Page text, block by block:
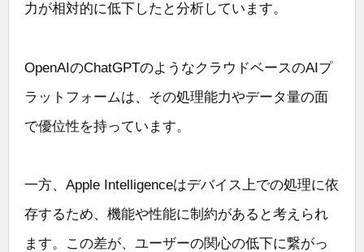
力が相対的に低下したと分析しています。
OpenAIのChatGPTのようなクラウドベースのAIプ
ラットフォームは、その処理能力やデータ量の面
で優位性を持っています。
一方、Apple Intelligenceはデバイス上での処理に依
存するため、機能や性能に制約があると考えられ
ます。この差が、ユーザーの関心の低下に繋がっ